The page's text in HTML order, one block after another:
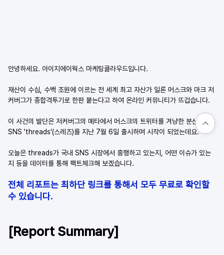
안녕하세요. 아이지에이웍스 마케팅클라우드입니다.
재산이 수십, 수백 조원에 이르는 전 세계 최고 자산가 일론 머스크와 마크 저
커버그가 종합격투기로 한판 붙는다고 하여 온라인 커뮤니티가 뜨겁습니다.
이 사건의 발단은 저커버그의 메타에서 머스크의 트위터를 겨냥한 분산형
SNS 'threads'(스레즈)를 지난 7월 6일 출시하며 시작이 되었는데요.
오늘은 threads가 국내 SNS 시장에서 흥행하고 있는지, 어떤 이슈가 있는
지 등을 데이터를 통해 팩트체크해 보겠습니다.
전체 리포트는 최하단 링크를 통해서 모두 무료로 확인할
수 있습니다.
[Report Summary]